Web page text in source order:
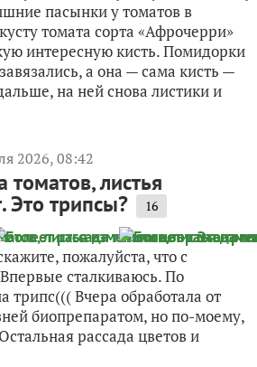
пасынки у томатов в
томата сорта «Афрочерри»
интересную кисть. Помидорки
а она — сама кисть —
на ней снова листики и
2026, 08:42
томатов, листья
Это трипсы? 16
пожалуйста, что с
сталкиваюсь. По
трипс((( Вчера обработала от
биопрепаратом, но по-моему,
рассада цветов и